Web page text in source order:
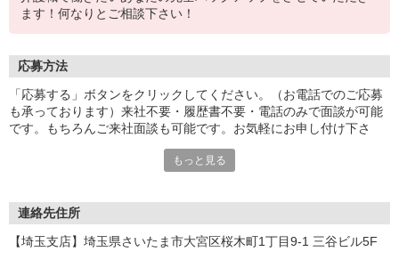
ます！何なりとご相談下さい！
応募方法
「応募する」ボタンをクリックしてください。（お電話でのご応募
も承っております）来社不要・履歴書不要・電話のみで面談が可能
です。もちろんご来社面談も可能です。お気軽にお申し付け下さ
もっと見る
連絡先住所
【埼玉支店】埼玉県さいたま市大宮区桜木町1丁目9-1 三谷ビル5F